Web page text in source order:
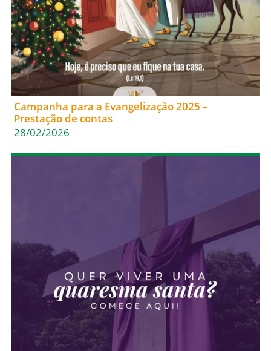
Campanha para a Evangelização 2025 –
Prestação de contas
28/02/2026